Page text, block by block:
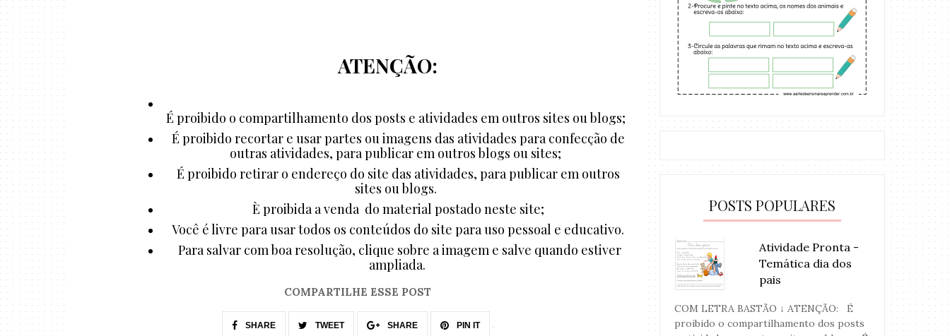
ATENÇÃO:
É proibido o compartilhamento dos posts e atividades em outros sites ou blogs;
É proibido recortar e usar partes ou imagens das atividades para confecção de
outras atividades, para publicar em outros blogs ou sites;
É proibido retirar o endereço do site das atividades, para publicar em outros
sites ou blogs.
È proibida a venda do material postado neste site;
Você é livre para usar todos os conteúdos do site para uso pessoal e educativo.
Para salvar com boa resolução, clique sobre a imagem e salve quando estiver
ampliada.
COMPARTILHE ESSE POST
SHARE TWEET SHARE PIN IT
POSTS POPULARES
Atividade Pronta -
Temática dia dos
pais
COM LETRA BASTÃO ↓ ATENÇÃO: É
proibido o compartilhamento dos posts